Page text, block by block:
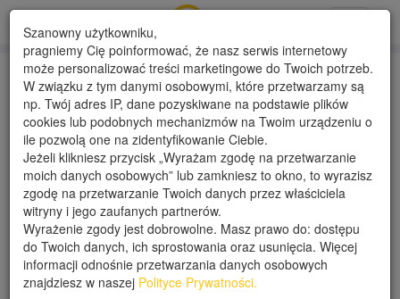
Wolfi
Data dodania: 14-05-2019
Wyświetleń: 1610 (unikalne: 835)
Opis Szczegóły oferty Opinie
Szanowny użytkowniku,
pragniemy Cię poinformować, że nasz serwis internetowy
może personalizować treści marketingowe do Twoich potrzeb.
W związku z tym danymi osobowymi, które przetwarzamy są
np. Twój adres IP, dane pozyskiwane na podstawie plików
cookies lub podobnych mechanizmów na Twoim urządzeniu o
ile pozwolą one na zidentyfikowanie Ciebie.
Jeżeli klikniesz przycisk „Wyrażam zgodę na przetwarzanie
moich danych osobowych” lub zamkniesz to okno, to wyrazisz
zgodę na przetwarzanie Twoich danych przez właściciela
witryny i jego zaufanych partnerów.
Wyrażenie zgody jest dobrowolne. Masz prawo do: dostępu
do Twoich danych, ich sprostowania oraz usunięcia. Więcej
informacji odnośnie przetwarzania danych osobowych
znajdziesz w naszej Polityce Prywatności.